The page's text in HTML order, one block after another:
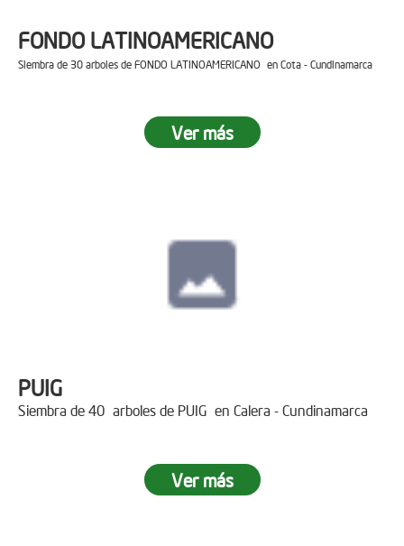
FONDO LATINOAMERICANO
Siembra de 30 arboles de FONDO LATINOAMERICANO en Cota - Cundinamarca
Ver más
PUIG
Siembra de 40 arboles de PUIG en Calera - Cundinamarca
Ver más